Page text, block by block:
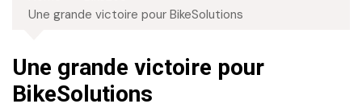
Une grande victoire pour BikeSolutions
Une grande victoire pour
BikeSolutions